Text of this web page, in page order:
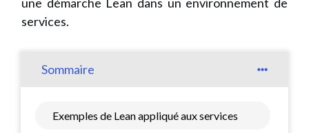
services.
Sommaire
Exemples de Lean appliqué aux services